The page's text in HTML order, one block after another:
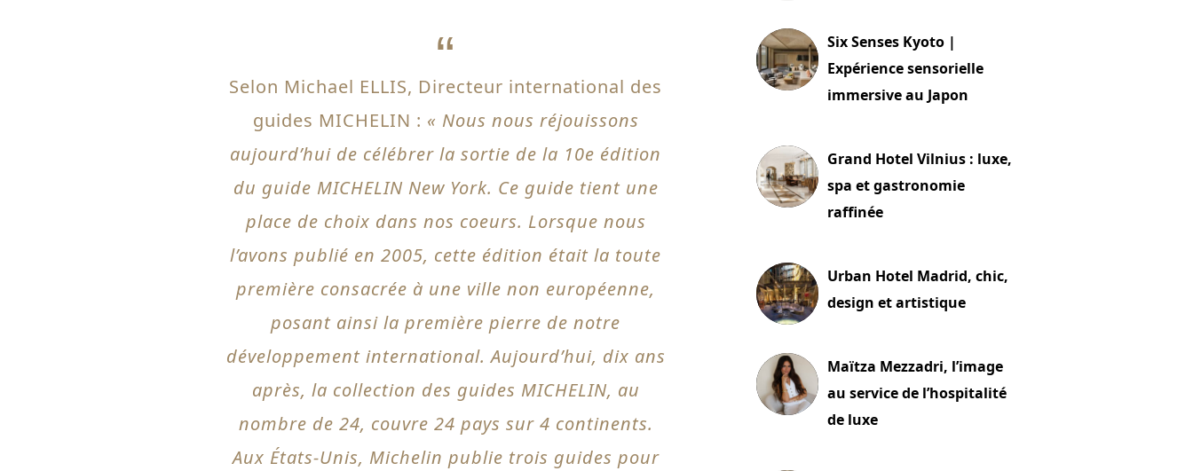
Selon Michael ELLIS, Directeur international des
guides MICHELIN : « Nous nous réjouissons
aujourd’hui de célébrer la sortie de la 10e édition
du guide MICHELIN New York. Ce guide tient une
place de choix dans nos coeurs. Lorsque nous
l’avons publié en 2005, cette édition était la toute
première consacrée à une ville non européenne,
posant ainsi la première pierre de notre
développement international. Aujourd’hui, dix ans
après, la collection des guides MICHELIN, au
nombre de 24, couvre 24 pays sur 4 continents.
Aux États-Unis, Michelin publie trois guides pour
Six Senses Kyoto |
Expérience sensorielle
immersive au Japon
Grand Hotel Vilnius : luxe,
spa et gastronomie
raffinée
Urban Hotel Madrid, chic,
design et artistique
Maïtza Mezzadri, l’image
au service de l’hospitalité
de luxe